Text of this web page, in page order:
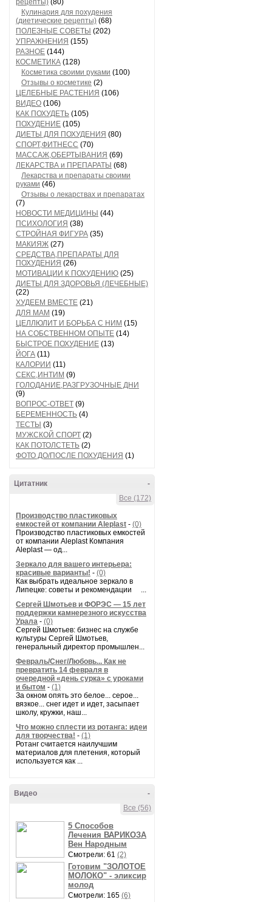
рецепты) (80)
Кулинария для похудения
(диетические рецепты) (68)
ПОЛЕЗНЫЕ СОВЕТЫ (202)
УПРАЖНЕНИЯ (155)
РАЗНОЕ (144)
КОСМЕТИКА (128)
Косметика своими руками (100)
Отзывы о косметике (2)
ЦЕЛЕБНЫЕ РАСТЕНИЯ (106)
ВИДЕО (106)
КАК ПОХУДЕТЬ (105)
ПОХУДЕНИЕ (105)
ДИЕТЫ ДЛЯ ПОХУДЕНИЯ (80)
СПОРТ,ФИТНЕСС (70)
МАССАЖ,ОБЕРТЫВАНИЯ (69)
ЛЕКАРСТВА и ПРЕПАРАТЫ (68)
Лекарства и препараты своими
руками (46)
Отзывы о лекарствах и препаратах
(7)
НОВОСТИ МЕДИЦИНЫ (44)
ПСИХОЛОГИЯ (38)
СТРОЙНАЯ ФИГУРА (35)
МАКИЯЖ (27)
СРЕДСТВА,ПРЕПАРАТЫ ДЛЯ
ПОХУДЕНИЯ (26)
МОТИВАЦИИ К ПОХУДЕНИЮ (25)
ДИЕТЫ ДЛЯ ЗДОРОВЬЯ (ЛЕЧЕБНЫЕ)
(22)
ХУДЕЕМ ВМЕСТЕ (21)
ДЛЯ МАМ (19)
ЦЕЛЛЮЛИТ И БОРЬБА С НИМ (15)
НА СОБСТВЕННОМ ОПЫТЕ (14)
БЫСТРОЕ ПОХУДЕНИЕ (13)
ЙОГА (11)
КАЛОРИИ (11)
СЕКС,ИНТИМ (9)
ГОЛОДАНИЕ,РАЗГРУЗОЧНЫЕ ДНИ
(9)
ВОПРОС-ОТВЕТ (9)
БЕРЕМЕННОСТЬ (4)
ТЕСТЫ (3)
МУЖСКОЙ СПОРТ (2)
КАК ПОТОЛСТЕТЬ (2)
ФОТО ДО/ПОСЛЕ ПОХУДЕНИЯ (1)
-
Цитатник
Все (172)
Производство пластиковых
емкостей от компании Aleplast - (0)
Производство пластиковых емкостей
от компании Aleplast Компания
Aleplast — од...
Зеркало для вашего интерьера:
красивые варианты! - (0)
Как выбрать идеальное зеркало в
Липецке: советы и рекомендации ...
Сергей Шмотьев и ФОРЭС — 15 лет
поддержки камнерезного искусства
Урала - (0)
Сергей Шмотьев: бизнес на службе
культуры Сергей Шмотьев,
генеральный директор промышлен...
Февраль/Снег/Любовь... Как не
превратить 14 февраля в
очередной «день сурка» с уроками
и бытом - (1)
За окном опять это белое... серое...
вязкое... снег идет и идет, засыпает
школу, кружки, наш...
Что можно сплести из ротанга: идеи
для творчества! - (1)
Ротанг считается наилучшим
материалов для плетения, который
используется как ...
-
Видео
Все (56)
5 Способов
Лечения ВАРИКОЗА
Вен Народным
Смотрели: 61 (2)
Готовим "ЗОЛОТОЕ
МОЛОКО" - эликсир
молод
Смотрели: 165 (6)